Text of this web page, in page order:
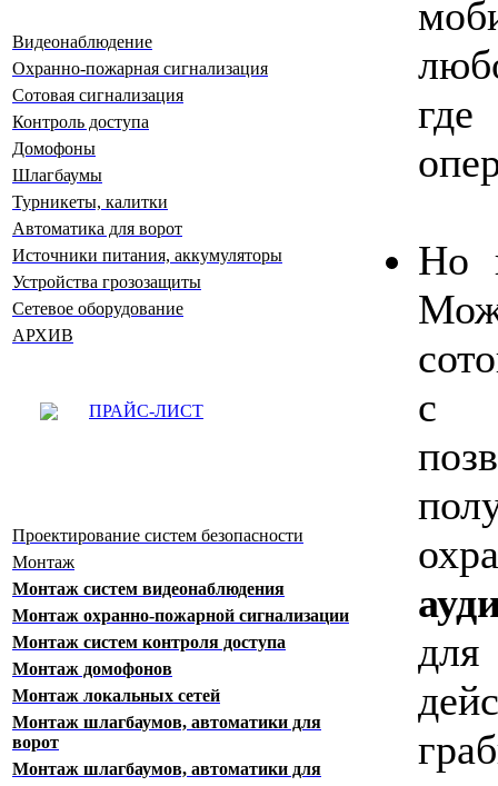
Видеонаблюдение
Охранно-пожарная сигнализация
Сотовая сигнализация
Контроль доступа
Домофоны
Шлагбаумы
Турникеты, калитки
Автоматика для ворот
Источники питания, аккумуляторы
Устройства грозозащиты
Сетевое оборудование
АРХИВ
ПРАЙС-ЛИСТ
Проектирование систем безопасности
Монтаж
Монтаж систем видеонаблюдения
Монтаж охранно-пожарной сигнализации
Монтаж систем контроля доступа
Монтаж домофонов
Монтаж локальных сетей
Монтаж шлагбаумов, автоматики для
ворот
Монтаж шлагбаумов, автоматики для
где
Но
с